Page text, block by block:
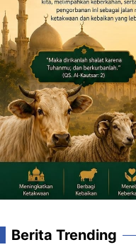
Berita Trending